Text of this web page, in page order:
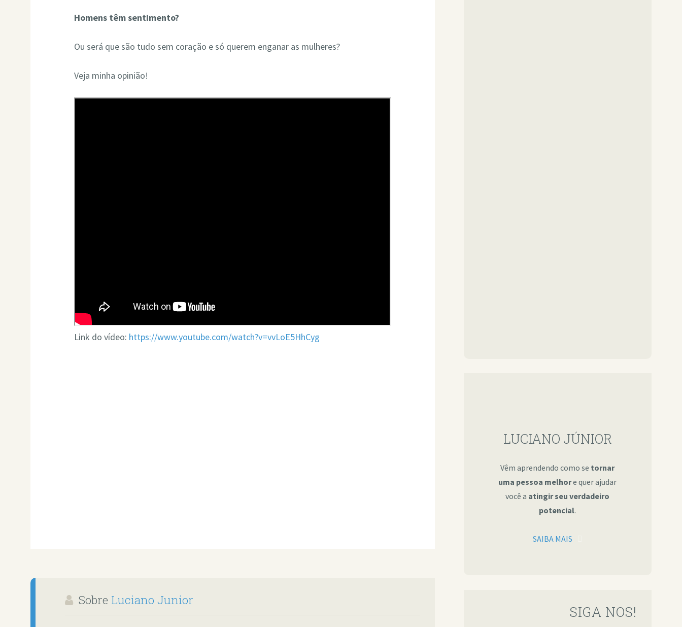
Homens têm sentimento?
Ou será que são tudo sem coração e só querem enganar as mulheres?
Veja minha opinião!
Link do vídeo: https://www.youtube.com/watch?v=vvLoE5HhCyg
Sobre Luciano Junior
LUCIANO JÚNIOR
Vêm aprendendo como se tornar
uma pessoa melhore quer ajudar
você a atingir seu verdadeiro
potencial.
SAIBA MAIS
SIGA NOS!